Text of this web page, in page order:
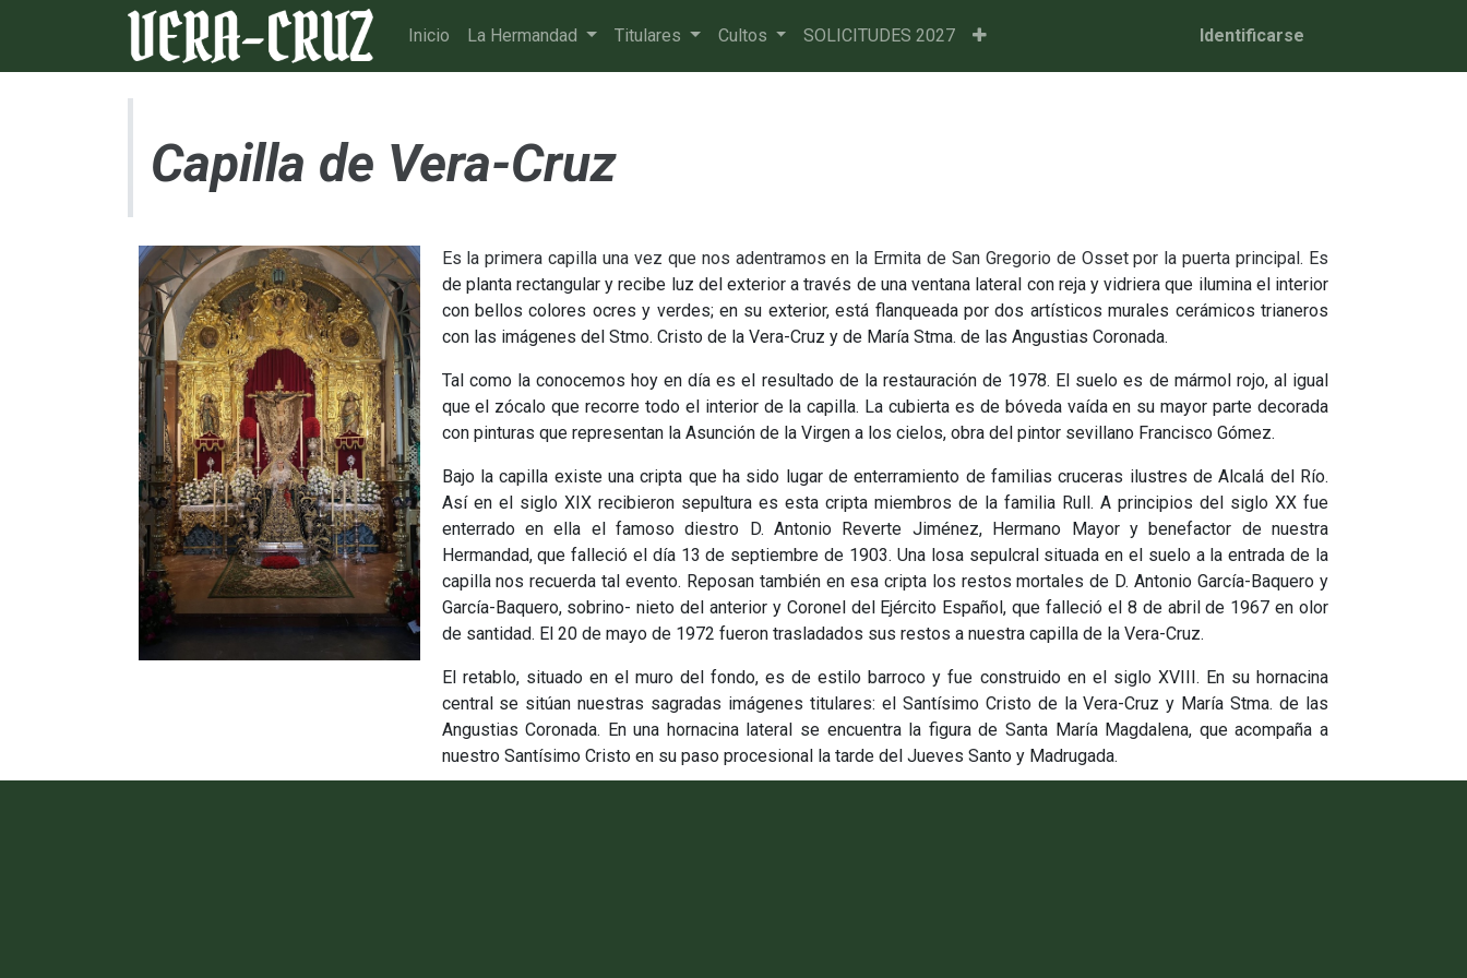
Inicio La Hermandad Titulares Cultos SOLICITUDES 2027 Identificarse
Capilla de Vera-Cruz
Es la primera capilla una vez que nos adentramos en la Ermita de San Gregorio de Osset por la puerta principal. Es
de planta rectangular y recibe luz del exterior a través de una ventana lateral con reja y vidriera que ilumina el interior
con bellos colores ocres y verdes; en su exterior, está flanqueada por dos artísticos murales cerámicos trianeros
con las imágenes del Stmo. Cristo de la Vera-Cruz y de María Stma. de las Angustias Coronada.
Tal como la conocemos hoy en día es el resultado de la restauración de 1978. El suelo es de mármol rojo, al igual
que el zócalo que recorre todo el interior de la capilla. La cubierta es de bóveda vaída en su mayor parte decorada
con pinturas que representan la Asunción de la Virgen a los cielos, obra del pintor sevillano Francisco Gómez.
Bajo la capilla existe una cripta que ha sido lugar de enterramiento de familias cruceras ilustres de Alcalá del Río.
Así en el siglo XIX recibieron sepultura es esta cripta miembros de la familia Rull. A principios del siglo XX fue
enterrado en ella el famoso diestro D. Antonio Reverte Jiménez, Hermano Mayor y benefactor de nuestra
Hermandad, que falleció el día 13 de septiembre de 1903. Una losa sepulcral situada en el suelo a la entrada de la
capilla nos recuerda tal evento. Reposan también en esa cripta los restos mortales de D. Antonio García-Baquero y
García-Baquero, sobrino- nieto del anterior y Coronel del Ejército Español, que falleció el 8 de abril de 1967 en olor
de santidad. El 20 de mayo de 1972 fueron trasladados sus restos a nuestra capilla de la Vera-Cruz.
El retablo, situado en el muro del fondo, es de estilo barroco y fue construido en el siglo XVIII. En su hornacina
central se sitúan nuestras sagradas imágenes titulares: el Santísimo Cristo de la Vera-Cruz y María Stma. de las
Angustias Coronada. En una hornacina lateral se encuentra la figura de Santa María Magdalena, que acompaña a
nuestro Santísimo Cristo en su paso procesional la tarde del Jueves Santo y Madrugada.